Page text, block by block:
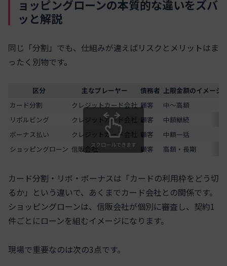
ョッピングローンの本質的な違いをズバ
ッと解説
同じ「分割」でも、仕組みが違えばリスクとメリットはま
ったく別物です。
区分 主なプレーヤー 債務者 上限金額のイメージ
カード分割
クレジットカード会社 顧客 中〜高額
リボルビング
クレジットカード会社 顧客 中額継続
ボーナス払い
クレジットカード会社 顧客 中額一括
ショッピングローン 信販会社 顧客 高額・長期
スクロールできます
カード分割・リボ・ボーナスは「カードの利用枠をどう切
るか」という違いで、あくまでカード会社との関係です。
ショッピングローンは、信販会社が個別に審査し、契約1
件ごとにローンを組むイメージになります。
現場で重要なのは次の3点です。